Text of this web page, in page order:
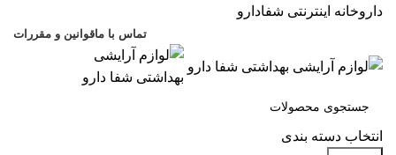
داروخانه اینترنتی شفادارو
تماس با ماقوانین و مقررات
انتخاب دسته بندی